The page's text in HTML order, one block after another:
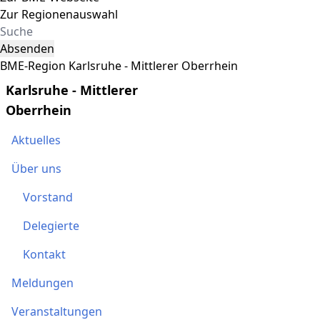
Zur Regionenauswahl
Absenden
BME-Region Karlsruhe - Mittlerer Oberrhein
Karlsruhe - Mittlerer
Oberrhein
Aktuelles
Über uns
Vorstand
Delegierte
Kontakt
Meldungen
Veranstaltungen